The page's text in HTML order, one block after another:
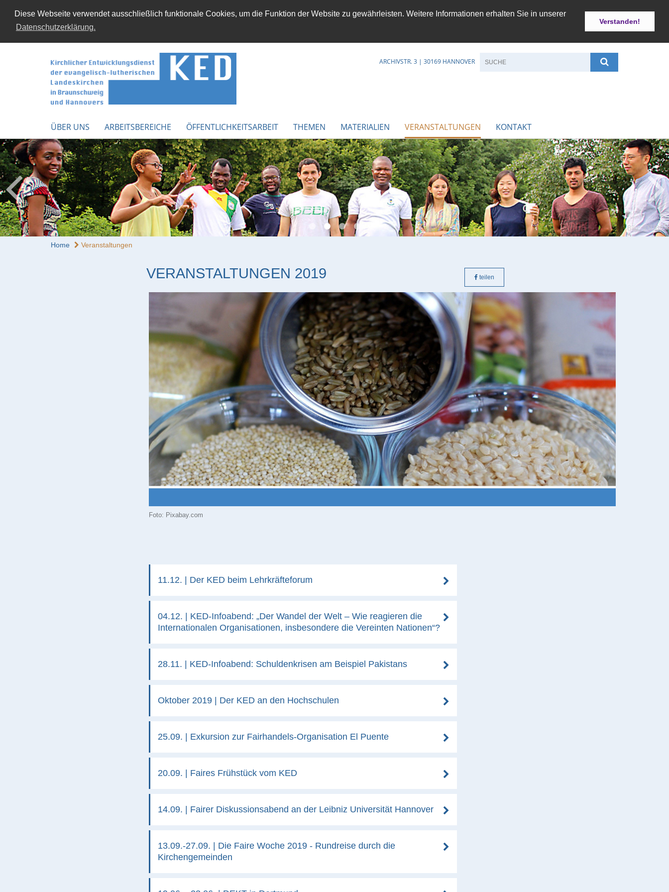
Diese Webseite verwendet ausschließlich funktionale Cookies, um die Funktion der Website zu gewährleisten. Weitere Informationen erhalten Sie in unserer
Datenschutzerklärung.
Verstanden!
ARCHIVSTR. 3 | 30169 HANNOVER
ÜBER UNS ARBEITSBEREICHE ÖFFENTLICHKEITSARBEIT THEMEN MATERIALIEN VERANSTALTUNGEN KONTAKT
Bild: STUBE
Home Veranstaltungen
VERANSTALTUNGEN 2019 teilen
Foto: Pixabay.com
11.12. | Der KED beim Lehrkräfteforum
04.12. | KED-Infoabend: „Der Wandel der Welt – Wie reagieren die
Internationalen Organisationen, insbesondere die Vereinten Nationen“?
28.11. | KED-Infoabend: Schuldenkrisen am Beispiel Pakistans
Oktober 2019 | Der KED an den Hochschulen
25.09. | Exkursion zur Fairhandels-Organisation El Puente
20.09. | Faires Frühstück vom KED
14.09. | Fairer Diskussionsabend an der Leibniz Universität Hannover
13.09.-27.09. | Die Faire Woche 2019 - Rundreise durch die
Kirchengemeinden